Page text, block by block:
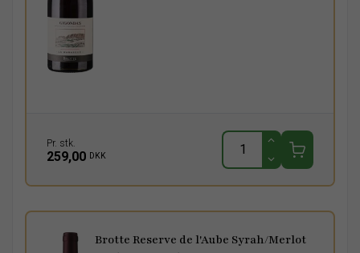
Pr. stk.
259,00 DKK
Brotte Reserve de l'Aube Syrah/Merlot